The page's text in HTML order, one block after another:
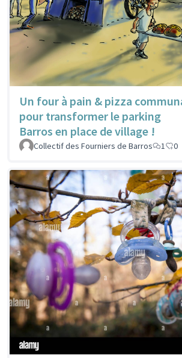
Un four à pain & pizza
pour transformer le parking
Barros en place de village !
Collectif des Fourniers de Barros 1 0